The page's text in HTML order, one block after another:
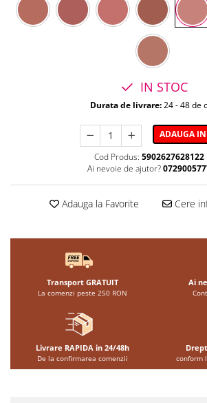
IN STOC
Durata de livrare:24 - 48 de
ADAUGA
Cod Produs: 5902627628122
Ai nevoie de ajutor?
Adauga la Favorite Cere
Transport GRATUIT
La comenzi peste 250 RON
Ai
Livrare RAPIDA in 24/48h
De la confirmarea comenzii conform